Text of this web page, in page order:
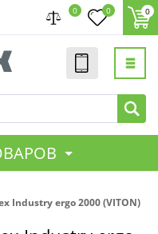
0 0 0
Industry ergo 2000 (VITON)